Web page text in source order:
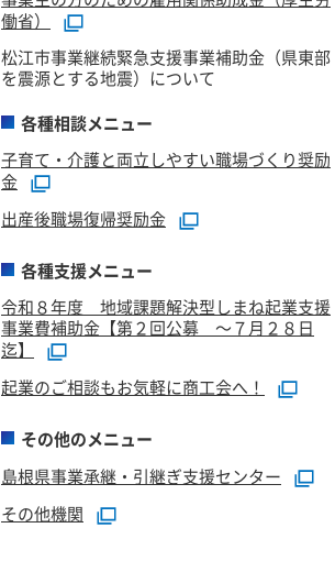
働省）
松江市事業継続緊急支援事業補助金（県東部
を震源とする地震）について
各種相談メニュー
子育て・介護と両立しやすい職場づくり奨励
金
出産後職場復帰奨励金
各種支援メニュー
令和８年度 地域課題解決型しまね起業支援
事業費補助金【第２回公募 ～７月２８日
迄】
起業のご相談もお気軽に商工会へ！
その他のメニュー
島根県事業承継・引継ぎ支援センター
その他機関